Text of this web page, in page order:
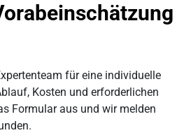
für eine individuelle
Kosten und erforderlichen
Formular aus und wir melden